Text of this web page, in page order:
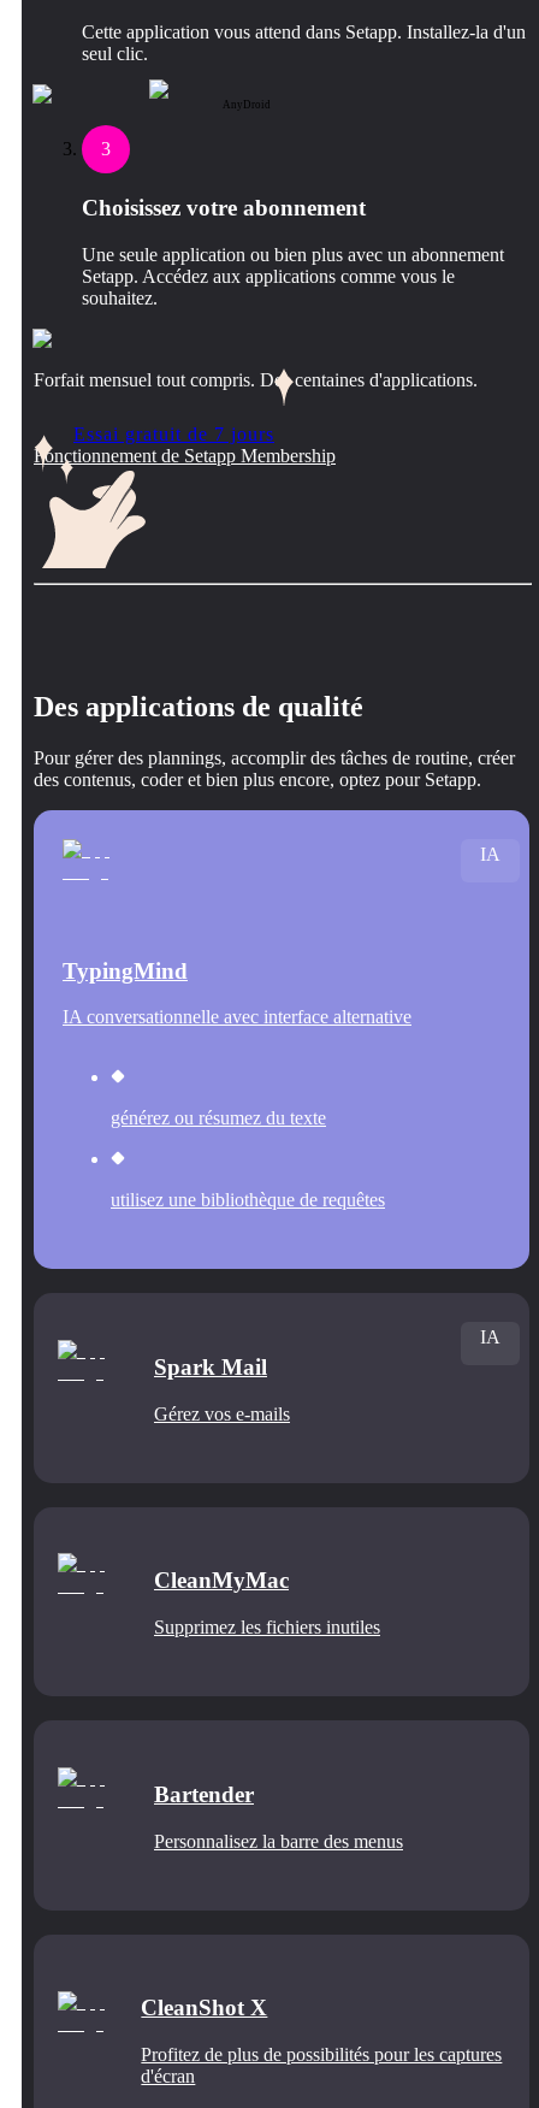
Cette application vous attend dans Setapp. Installez-la d'un
seul clic.
AnyDroid
3
Choisissez votre abonnement
Une seule application ou bien plus avec un abonnement
Setapp. Accédez aux applications comme vous le
souhaitez.
Forfait mensuel tout compris. Des centaines d'applications.
Essai gratuit de 7 jours
Fonctionnement de Setapp Membership
Des applications de qualité
Pour gérer des plannings, accomplir des tâches de routine, créer
des contenus, coder et bien plus encore, optez pour Setapp.
TypingMind
IA conversationnelle avec interface alternative
générez ou résumez du texte
utilisez une bibliothèque de requêtes
IA
Spark Mail
Gérez vos e-mails
IA
CleanMyMac
Supprimez les fichiers inutiles
Bartender
Personnalisez la barre des menus
CleanShot X
Profitez de plus de possibilités pour les captures
d'écran